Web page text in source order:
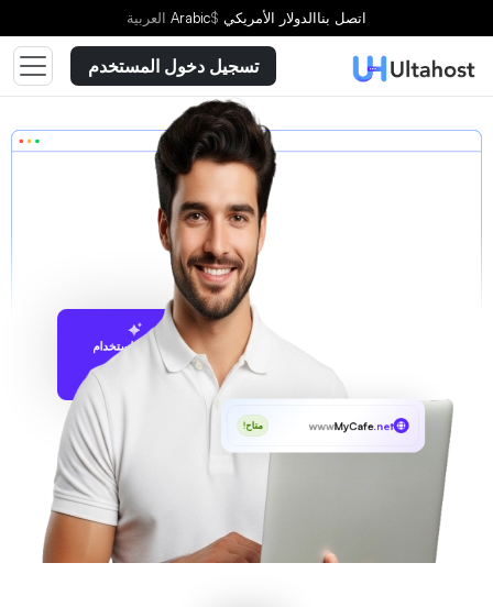
اتصل بناالدولار الأمريكي $
Arabic العربية
تسجيل دخول المستخدم
الاقتراح باستخدام
wwwMyCafe.net متاح!